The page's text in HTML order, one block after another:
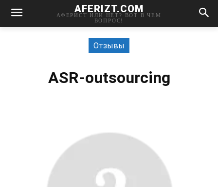
AFERIZT.COM
АФЕРИСТ ИЛИ НЕТ? ВОТ В ЧЕМ
ВОПРОС!
Отзывы
ASR-outsourcing